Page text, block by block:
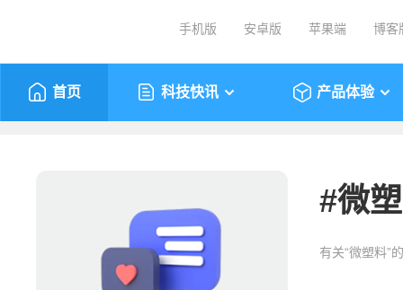
手机版 安卓版 苹果端 博客
首页 科技快讯 产品体验
#微
有关“微塑料”